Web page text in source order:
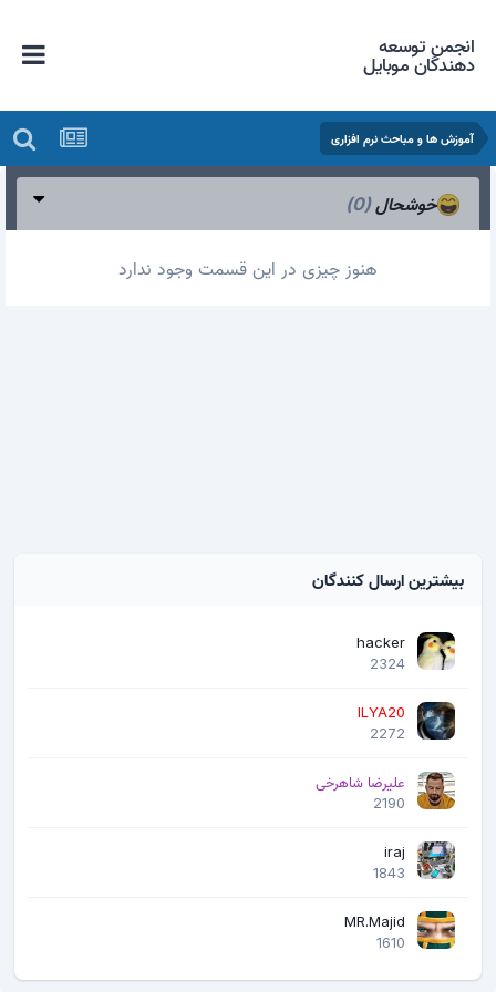
انجمن توسعه
دهندگان موبایل
آموزش ها و مباحث نرم افزاری
خوشحال(0)
هنوز چیزی در این قسمت وجود ندارد
بیشترین ارسال کنندگان
hacker
2324
ILYA20
2272
علیرضا شاهرخی
2190
iraj
1843
MR.Majid
1610